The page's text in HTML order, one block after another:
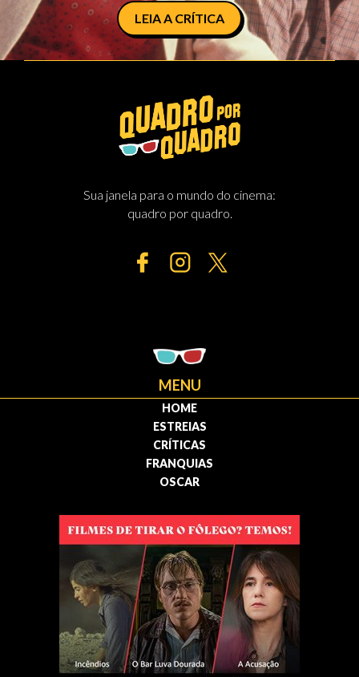
LEIA A CRÍTICA
Sua janela para o mundo do cinema:
quadro por quadro.
MENU
HOME
ESTREIAS
CRÍTICAS
FRANQUIAS
OSCAR